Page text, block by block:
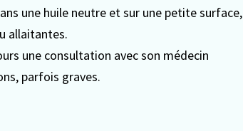
une huile neutre et sur une petite surface,
allaitantes.
une consultation avec son médecin
parfois graves.